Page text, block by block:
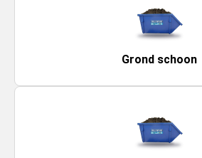
Grond schoon